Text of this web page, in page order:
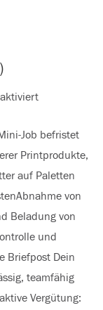
für
(m/w/d)
Job befristet
Printprodukte,
auf Paletten
von
Beladung von
und
Briefpost Dein
teamfähig
Vergütung: